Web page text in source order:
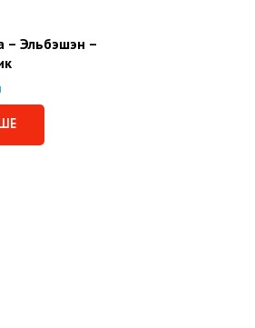
– Эльбэшэн –